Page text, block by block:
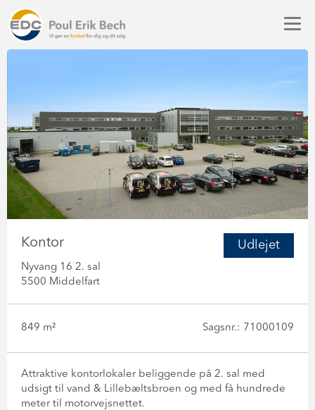
Udlejet
Kontor
Nyvang 16 2. sal
5500 Middelfart
849 m² Sagsnr.: 71000109
Attraktive kontorlokaler beliggende på 2. sal med
udsigt til vand & Lillebæltsbroen og med få hundrede
meter til motorvejsnettet.